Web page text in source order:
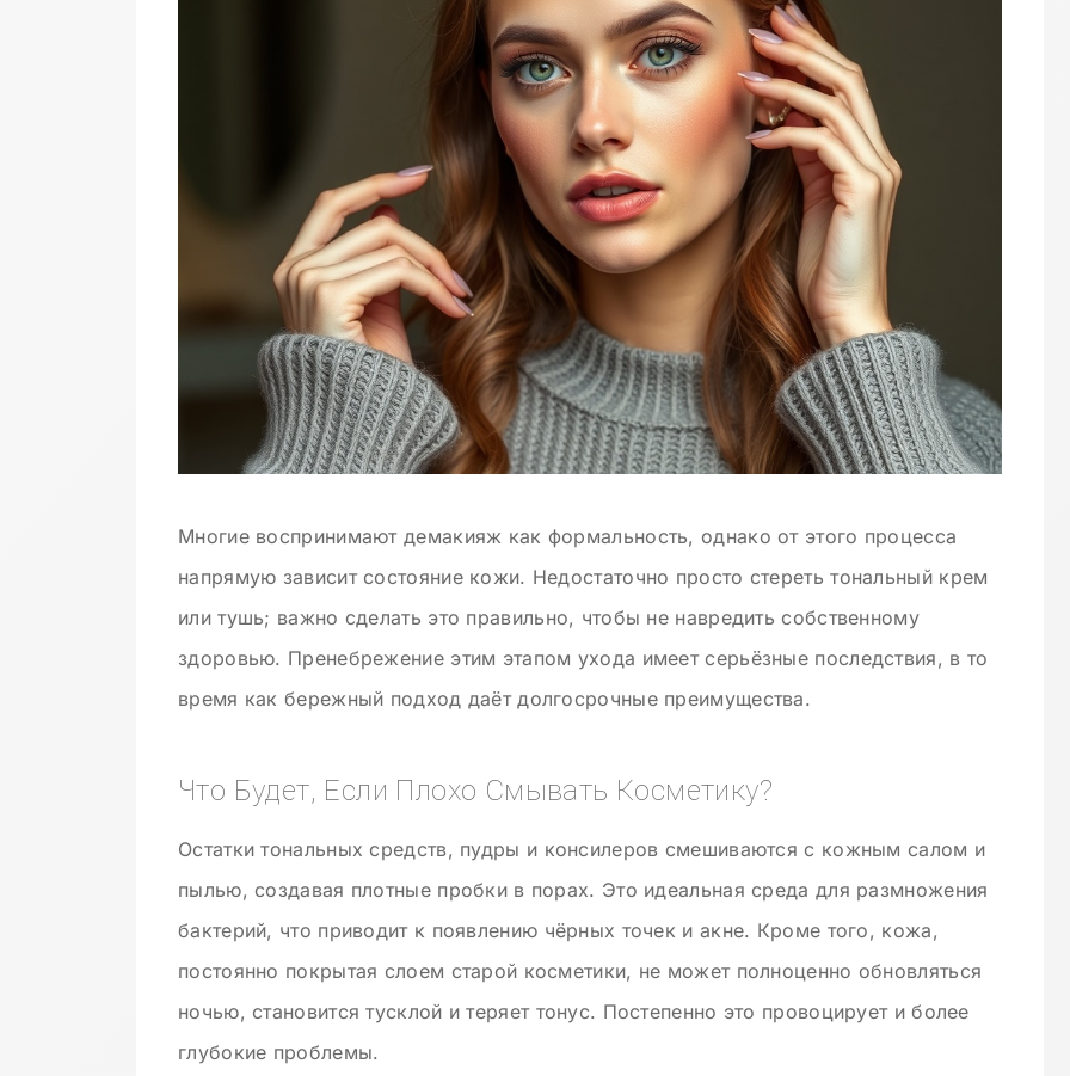
Многие воспринимают демакияж как формальность, однако от этого процесса
напрямую зависит состояние кожи. Недостаточно просто стереть тональный крем
или тушь; важно сделать это правильно, чтобы не навредить собственному
здоровью. Пренебрежение этим этапом ухода имеет серьёзные последствия, в то
время как бережный подход даёт долгосрочные преимущества.
Что Будет, Если Плохо Смывать Косметику?
Остатки тональных средств, пудры и консилеров смешиваются с кожным салом и
пылью, создавая плотные пробки в порах. Это идеальная среда для размножения
бактерий, что приводит к появлению чёрных точек и акне. Кроме того, кожа,
постоянно покрытая слоем старой косметики, не может полноценно обновляться
ночью, становится тусклой и теряет тонус. Постепенно это провоцирует и более
глубокие проблемы.